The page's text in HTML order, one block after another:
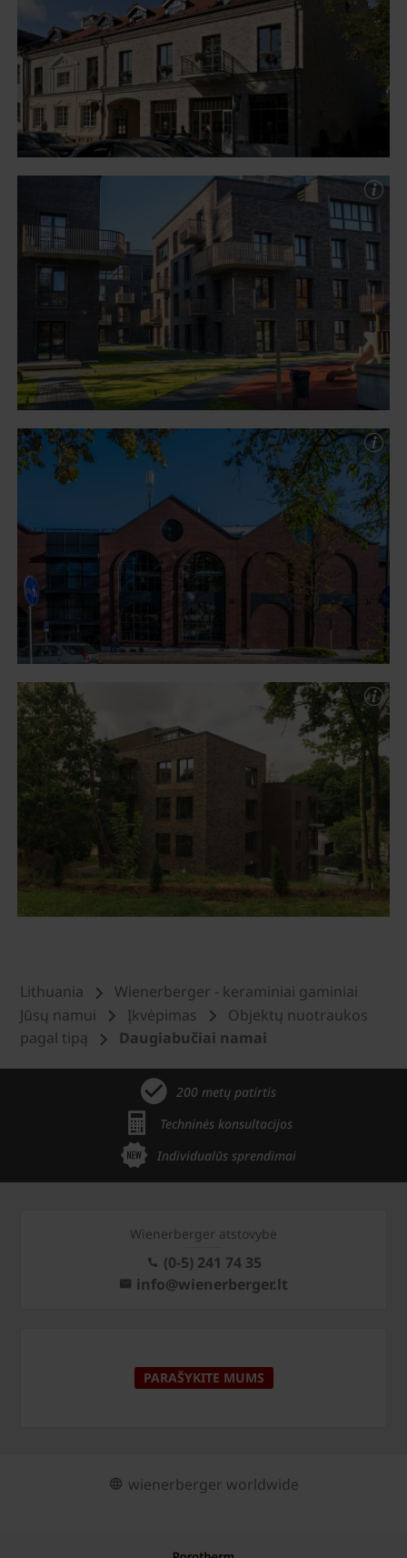
Lithuania
Wienerberger - keraminiai gaminiai
Jūsų namui
Įkvėpimas
Objektų nuotraukos
pagal tipą
Daugiabučiai namai
200 metų patirtis
Techninės konsultacijos
Individualūs sprendimai
Wienerberger atstovybė
(0-5) 241 74 35
info@wienerberger.lt
PARAŠYKITE MUMS
wienerberger worldwide